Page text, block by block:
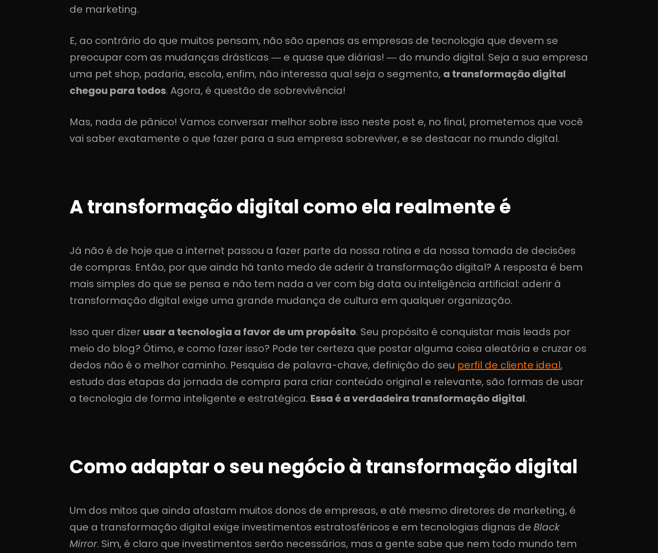
de marketing.
E, ao contrário do que muitos pensam, não são apenas as empresas de tecnologia que devem se
preocupar com as mudanças drásticas ― e quase que diárias! ― do mundo digital. Seja a sua empresa
uma pet shop, padaria, escola, enfim, não interessa qual seja o segmento, a transformação digital
chegou para todos. Agora, é questão de sobrevivência!
Mas, nada de pânico! Vamos conversar melhor sobre isso neste post e, no final, prometemos que você
vai saber exatamente o que fazer para a sua empresa sobreviver, e se destacar no mundo digital.
A transformação digital como ela realmente é
Já não é de hoje que a internet passou a fazer parte da nossa rotina e da nossa tomada de decisões
de compras. Então, por que ainda há tanto medo de aderir à transformação digital? A resposta é bem
mais simples do que se pensa e não tem nada a ver com big data ou inteligência artificial: aderir à
transformação digital exige uma grande mudança de cultura em qualquer organização.
Isso quer dizer usar a tecnologia a favor de um propósito. Seu propósito é conquistar mais leads por
meio do blog? Ótimo, e como fazer isso? Pode ter certeza que postar alguma coisa aleatória e cruzar os
dedos não é o melhor caminho. Pesquisa de palavra-chave, definição do seu perfil de cliente ideal,
estudo das etapas da jornada de compra para criar conteúdo original e relevante, são formas de usar
a tecnologia de forma inteligente e estratégica. Essa é a verdadeira transformação digital.
Como adaptar o seu negócio à transformação digital
Um dos mitos que ainda afastam muitos donos de empresas, e até mesmo diretores de marketing, é
que a transformação digital exige investimentos estratosféricos e em tecnologias dignas de Black
Mirror. Sim, é claro que investimentos serão necessários, mas a gente sabe que nem todo mundo tem